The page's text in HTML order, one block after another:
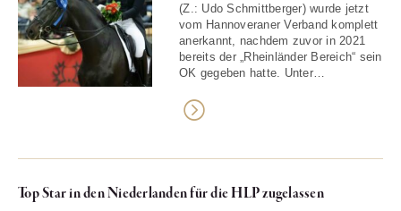
(Z.: Udo Schmittberger) wurde jetzt
vom Hannoveraner Verband komplett
anerkannt, nachdem zuvor in 2021
bereits der „Rheinländer Bereich“ sein
OK gegeben hatte. Unter…
Top Star in den Niederlanden für die HLP zugelassen